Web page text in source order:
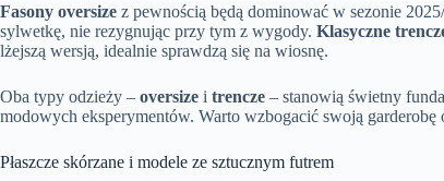
Fasony oversize z pewnością będą dominować w sezonie
sylwetkę, nie rezygnując przy tym z wygody. Klasyczne
lżejszą wersją, idealnie sprawdzą się na wiosnę.
Oba typy odzieży – oversize i trencze – stanowią świetny
modowych eksperymentów. Warto wzbogacić swoją garderobę
Płaszcze skórzane i modele ze sztucznym futrem